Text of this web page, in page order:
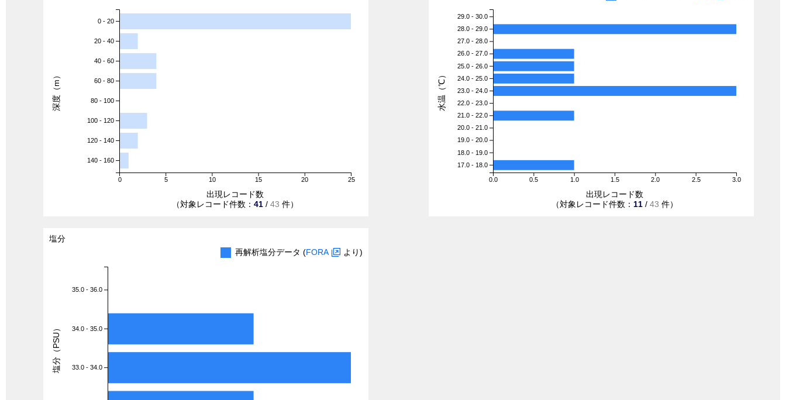
0 5 10 15 20 25
0 - 20
20 - 40
40 - 60
60 - 80
80 - 100
100 - 120
120 - 140
140 - 160
出現レコード数
（対象レコード件数： 41 / 43 件）
深度（m）
0.0 0.5 1.0 1.5 2.0 2.5 3.0
29.0 - 30.0
28.0 - 29.0
27.0 - 28.0
26.0 - 27.0
25.0 - 26.0
24.0 - 25.0
23.0 - 24.0
22.0 - 23.0
21.0 - 22.0
20.0 - 21.0
19.0 - 20.0
18.0 - 19.0
17.0 - 18.0
出現レコード数
（対象レコード件数： 11 /43 件）
水温（℃）
塩分
再解析塩分データ (FORA より)
35.0 - 36.0
34.0 - 35.0
33.0 - 34.0
塩分（PSU）